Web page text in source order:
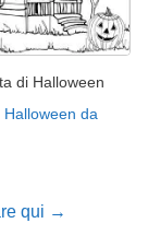
di Halloween
Halloween da
qui →